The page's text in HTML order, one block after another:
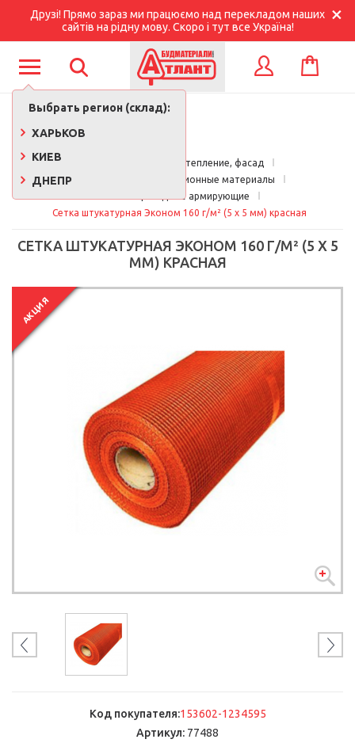
Друзі! Прямо зараз ми працюємо над перекладом наших
сайтів на рідну мову. Скоро і тут все Україна!
Выбрать регион (склад):
ХАРЬКОВ
КИЕВ
ДНЕПР
КОРЗИНА
Кровля, утепление, фасад
Утеплители и изоляционные материалы
Сетки фасадные армирующие
Сетка штукатурная Эконом 160 г/м² (5 х 5 мм) красная
СЕТКА ШТУКАТУРНАЯ ЭКОНОМ 160 Г/М² (5 Х 5
ММ) КРАСНАЯ
АКЦИЯ
Код покупателя:153602-1234595
Артикул: 77488